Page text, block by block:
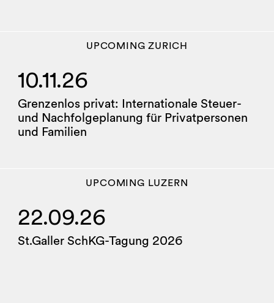
UPCOMINGZURICH
10.11.26
Grenzenlos privat: Internationale Steuer-
und Nachfolgeplanung für Privatpersonen
und Familien
UPCOMING LUZERN
22.09.26
St.Galler SchKG-Tagung 2026